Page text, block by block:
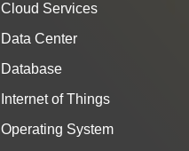
Cloud Services
Data Center
Database
Internet of Things
Operating System